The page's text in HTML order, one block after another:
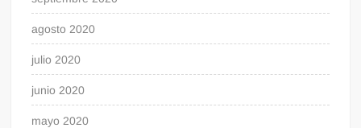
agosto 2020
julio 2020
junio 2020
mayo 2020